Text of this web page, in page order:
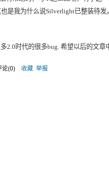
是我为什么说Silverlight已整装待发。
2.0 时代的很多bug. 希望以后的文章
(0) 收藏 举报